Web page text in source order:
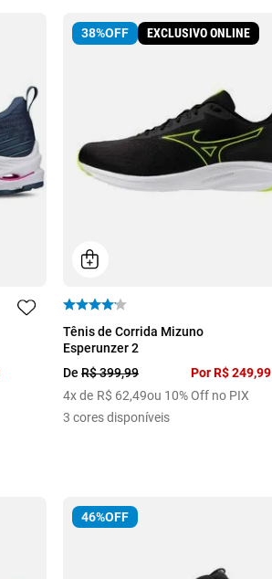
38%OFF EXCLUSIVO ONLINE
39
Tênis de Corrida Mizuno
Esperunzer 2
De R$399,99 PorR$249,99
4x de R$ 62,49ou 10% Off no PIX
3 cores disponíveis
46%OFF